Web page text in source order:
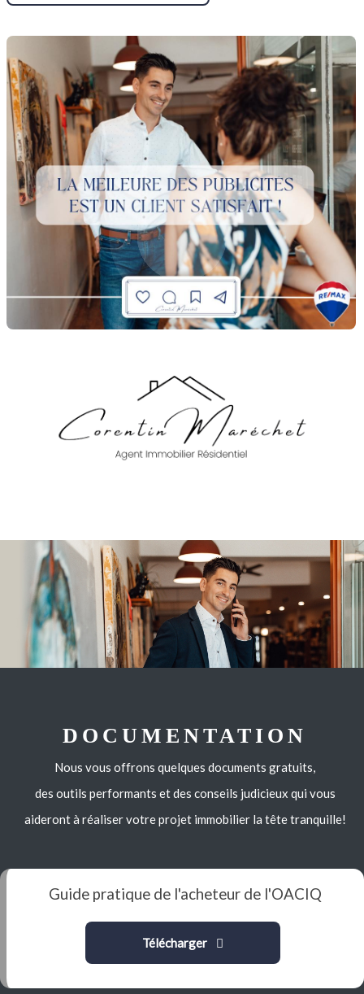
DOCUMENTATION
Nous vous offrons quelques documents gratuits,
des outils performants et des conseils judicieux qui vous
aideront à réaliser votre projet immobilier la tête tranquille!
Guide pratique de l'acheteur de l'OACIQ
Télécharger